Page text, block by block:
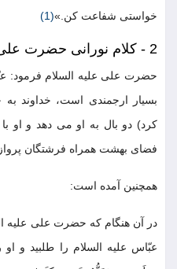
خواستی شفاعت کن.»(1)
2 - کلام نورانی حضرت علی علیه السلام
حضرت علی علیه السلام فرمود:
بسیار ارجمندی است، خداوند
کرد) دو بال به او می دهد و او
فضای بهشت همراه فرشتگان
همچنین آمده است:
در آن هنگام که حضرت علی علیه
عبّاس علیه السلام را طلبید و